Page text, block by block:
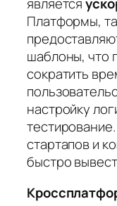
является
Платформы,
шаблоны, что
сократить
настройку
стартапов и
быстро